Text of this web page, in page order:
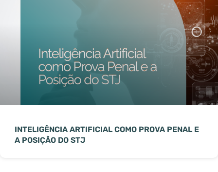
INTELIGÊNCIA ARTIFICIAL COMO PROVA PENAL E
A POSIÇÃO DO STJ